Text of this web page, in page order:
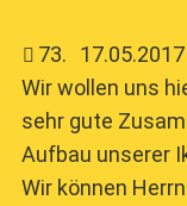
73. 17.05.2017
Wir wollen uns
sehr gute
Aufbau unserer
Wir können